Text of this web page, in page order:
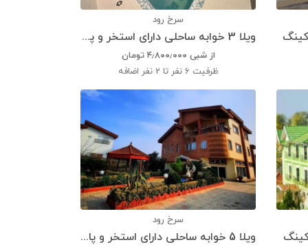
سرخ رود
ویلا 3 خوابه ساحلی دارای استخر و پارکینگ
از شبی ۴٫۸۰۰٫۰۰۰ تومان
ظرفیت 6 نفر تا 2 نفر اضافه
سرخ رود
ویلا 5 خوابه ساحلی دارای استخر و پارکینگ